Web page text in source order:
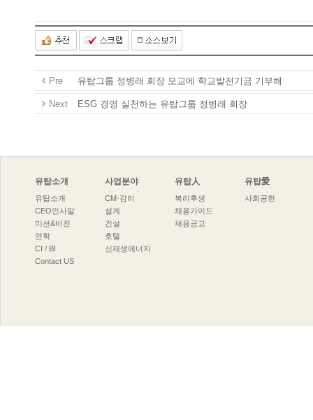
Pre 유탑그룹정병래회장모교에학교발전기금기부해
Next ESG경영실천하는유탑그룹정병래회장
유탑소개
유탑소개
CEO인사말
미션&비전
연혁
CI/BI
ContactUS
사업분야
CM·감리
설계
건설
호텔
신재생에너지
유탑人
복리후생
채용가이드
채용공고
유탑愛
사회공헌